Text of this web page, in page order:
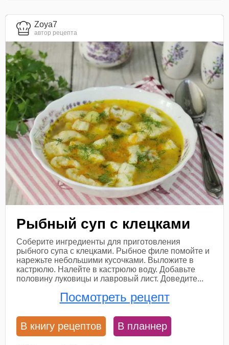
Zoya7
автор рецепта
Рыбный суп с клецками
Соберите ингредиенты для приготовления
рыбного супа с клецками. Рыбное филе помойте и
нарежьте небольшими кусочками. Выложите в
кастрюлю. Налейте в кастрюлю воду. Добавьте
половину луковицы и лавровый лист. Доведите...
Посмотреть рецепт
В книгу рецептов В планнер